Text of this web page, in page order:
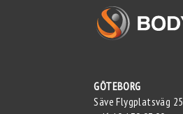
GÖTEBORG
Säve Flygplatsväg 25